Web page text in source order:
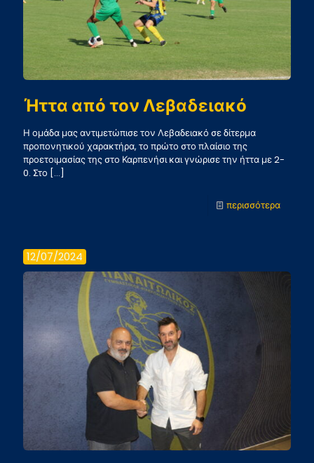
Ήττα από τον Λεβαδειακό
Η ομάδα μας αντιμετώπισε τον Λεβαδειακό σε δίτερμα
προπονητικού χαρακτήρα, το πρώτο στο πλαίσιο της
προετοιμασίας της στο Καρπενήσι και γνώρισε την ήττα με 2-
0. Στο […]
περισσότερα-
12/07/2024